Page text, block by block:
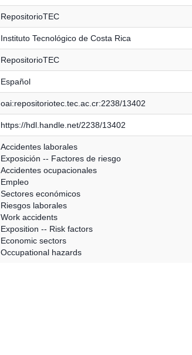
RepositorioTEC
Instituto Tecnológico de Costa Rica
RepositorioTEC
Español
oai:repositoriotec.tec.ac.cr:2238/13402
https://hdl.handle.net/2238/13402
Accidentes laborales
Exposición -- Factores de riesgo
Accidentes ocupacionales
Empleo
Sectores económicos
Riesgos laborales
Work accidents
Exposition -- Risk factors
Economic sectors
Occupational hazards